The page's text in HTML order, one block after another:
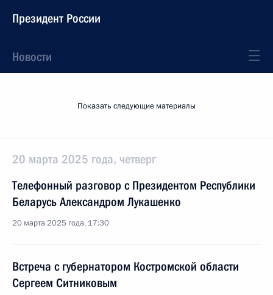
Президент России
Новости
Показать следующие материалы
20 марта 2025 года, четверг
Телефонный разговор с Президентом Республики
Беларусь Александром Лукашенко
20 марта 2025 года, 17:30
Встреча с губернатором Костромской области
Сергеем Ситниковым